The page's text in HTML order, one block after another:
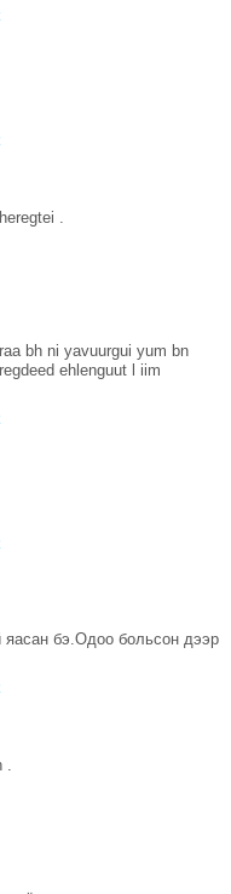
.
bh ni yavuurgui yum bn
ehlenguut l iim
яасан бэ.Одоо больсон дээр
.